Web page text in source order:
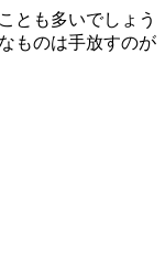
とも多いでしょう
ものは手放すのが